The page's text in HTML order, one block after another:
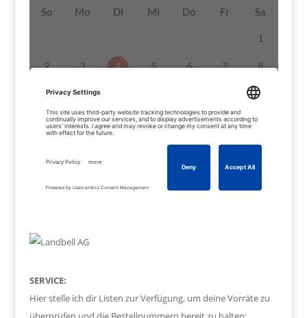
SERVICE:
Hier stelle ich dir Listen zur Verfügung, um deine Vorräte zu